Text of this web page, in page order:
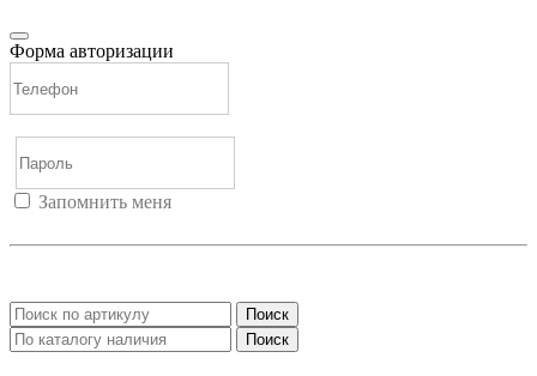
Форма авторизации
Запомнить меня
Поиск
Поиск